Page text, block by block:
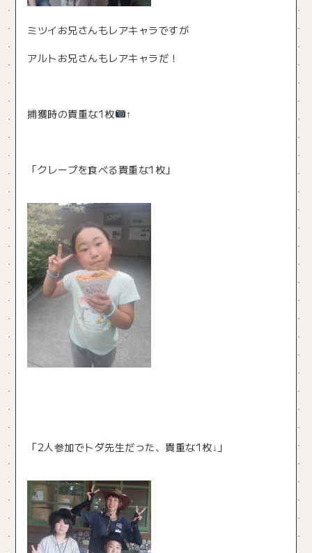
ミツイお兄さんもレアキャラですが
アルトお兄さんもレアキャラだ！
捕獲時の貴重な1枚 ↑
「クレープを食べる貴重な1枚」
「2人参加でトダ先生だった、貴重な1枚↓」